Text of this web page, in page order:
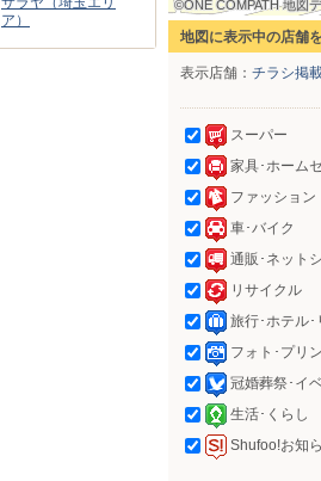
©ONE COMPATH 地図
©ONE COMPATH 地図
©ONE COMPATH 地図
©ONE COMPATH 地図
©ONE COMPATH 地図
©ONE COMPATH 地図
©ONE COMPATH 地図
©ONE COMPATH 地図
©ONE COMPATH 地図
地図に表示中の店舗
表示店舗： チラシ掲
スーパー
家具･ホーム
ファッション
車･バイク
通販･ネット
リサイクル
旅行･ホテル･
フォト･プリ
冠婚葬祭･イ
生活･くらし
Shufoo!お知
ア）